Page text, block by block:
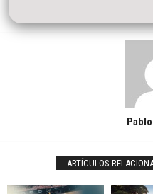
ARTÍCULOS